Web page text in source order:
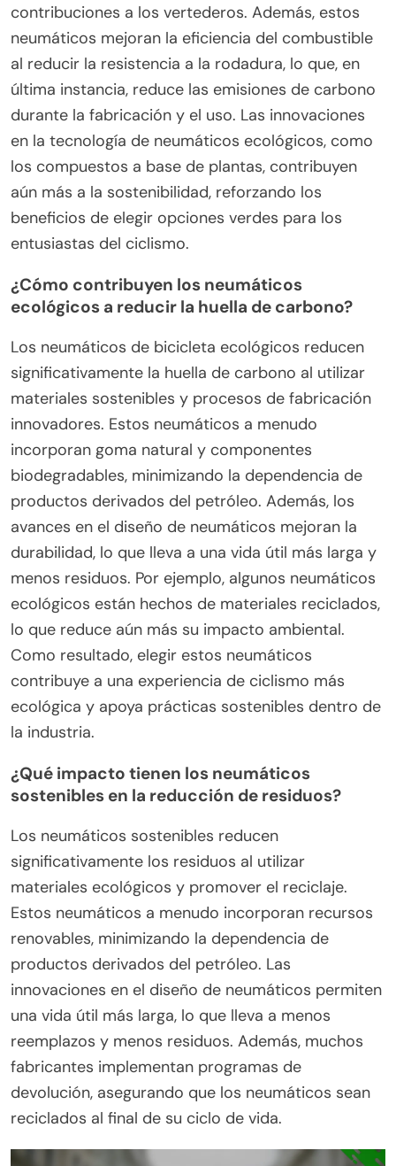
contribuciones a los vertederos. Además, estos
neumáticos mejoran la eficiencia del combustible
al reducir la resistencia a la rodadura, lo que, en
última instancia, reduce las emisiones de carbono
durante la fabricación y el uso. Las innovaciones
en la tecnología de neumáticos ecológicos, como
los compuestos a base de plantas, contribuyen
aún más a la sostenibilidad, reforzando los
beneficios de elegir opciones verdes para los
entusiastas del ciclismo.
¿Cómo contribuyen los neumáticos
ecológicos a reducir la huella de carbono?
Los neumáticos de bicicleta ecológicos reducen
significativamente la huella de carbono al utilizar
materiales sostenibles y procesos de fabricación
innovadores. Estos neumáticos a menudo
incorporan goma natural y componentes
biodegradables, minimizando la dependencia de
productos derivados del petróleo. Además, los
avances en el diseño de neumáticos mejoran la
durabilidad, lo que lleva a una vida útil más larga y
menos residuos. Por ejemplo, algunos neumáticos
ecológicos están hechos de materiales reciclados,
lo que reduce aún más su impacto ambiental.
Como resultado, elegir estos neumáticos
contribuye a una experiencia de ciclismo más
ecológica y apoya prácticas sostenibles dentro de
la industria.
¿Qué impacto tienen los neumáticos
sostenibles en la reducción de residuos?
Los neumáticos sostenibles reducen
significativamente los residuos al utilizar
materiales ecológicos y promover el reciclaje.
Estos neumáticos a menudo incorporan recursos
renovables, minimizando la dependencia de
productos derivados del petróleo. Las
innovaciones en el diseño de neumáticos permiten
una vida útil más larga, lo que lleva a menos
reemplazos y menos residuos. Además, muchos
fabricantes implementan programas de
devolución, asegurando que los neumáticos sean
reciclados al final de su ciclo de vida.